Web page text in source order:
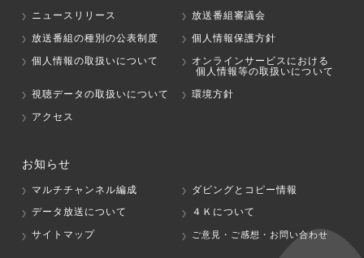
ニュースリリース
放送番組審議会
放送番組の種別の公表制度
個人情報保護方針
個人情報の取扱いについて
オンラインサービスにおける
個人情報等の取扱いについて
視聴データの取扱いについて
環境方針
アクセス
お知らせ
マルチチャンネル編成
ダビングとコピー情報
データ放送について
４Ｋについて
サイトマップ
ご意見・ご感想・お問い合わせ